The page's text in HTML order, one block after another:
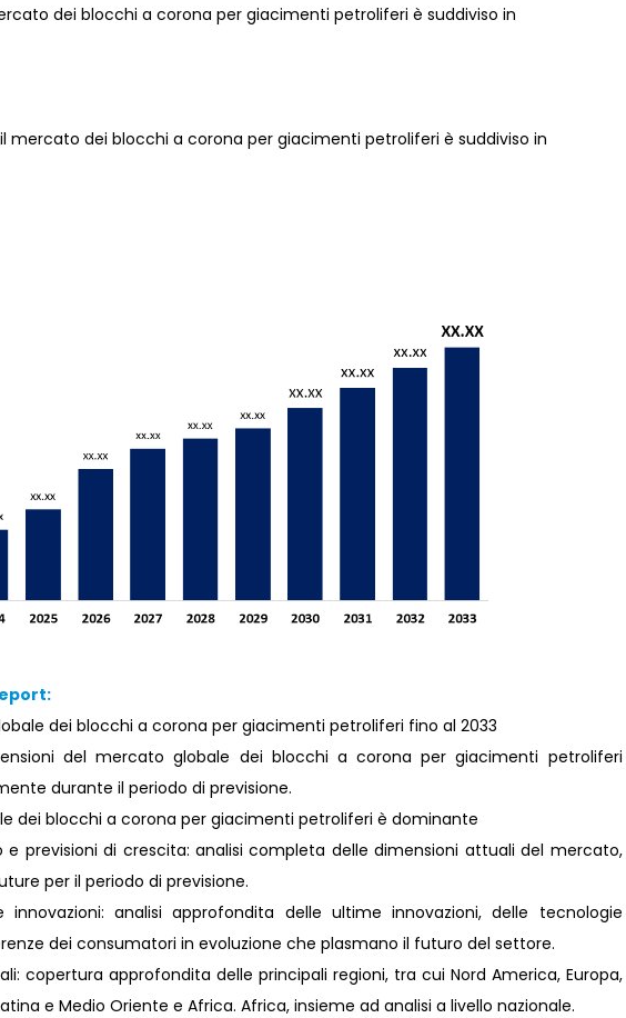
dei blocchi a corona per giacimenti petroliferi è suddiviso in
mercato dei blocchi a corona per giacimenti petroliferi è suddiviso in
dei blocchi a corona per giacimenti petroliferi fino al 2033
del mercato globale dei blocchi a corona per giacimenti petroliferi
durante il periodo di previsione.
dei blocchi a corona per giacimenti petroliferi è dominante
e previsioni di crescita: analisi completa delle dimensioni attuali del mercato,
per il periodo di previsione.
innovazioni: analisi approfondita delle ultime innovazioni, delle tecnologie
dei consumatori in evoluzione che plasmano il futuro del settore.
copertura approfondita delle principali regioni, tra cui Nord America, Europa,
e Medio Oriente e Africa. Africa, insieme ad analisi a livello nazionale.